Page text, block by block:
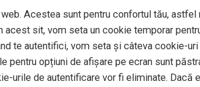
Acestea sunt pentru confortul tău, astfel
sit, vom seta un cookie temporar
te autentifici, vom seta și câteva cookie-
opțiuni de afișare pe ecran sunt
urile de autentificare vor fi eliminate. Dacă